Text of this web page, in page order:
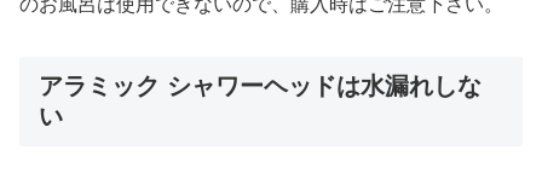
のお風呂は使用できないので、購入時はご注意下さい。
アラミック シャワーヘッドは水漏れしな
い